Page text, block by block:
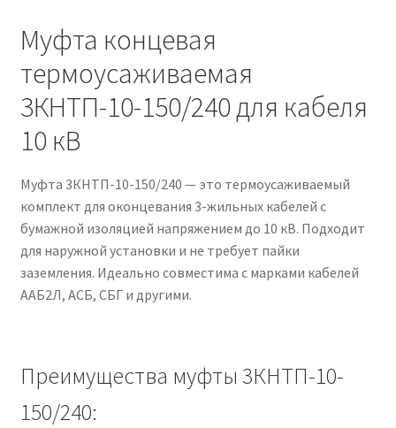
Муфта концевая
термоусаживаемая
3КНТП-10-150/240 для кабеля
10 кВ
Муфта 3КНТП-10-150/240 — это термоусаживаемый
комплект для оконцевания 3-жильных кабелей с
бумажной изоляцией напряжением до 10 кВ. Подходит
для наружной установки и не требует пайки
заземления. Идеально совместима с марками кабелей
ААБ2Л, АСБ, СБГ и другими.
Преимущества муфты 3КНТП-10-
150/240: